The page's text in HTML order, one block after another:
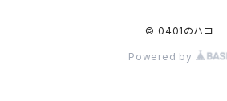
© 0401のハコ
Powered by